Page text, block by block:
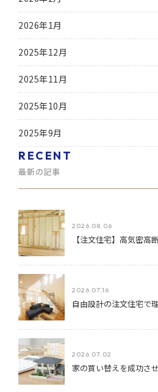
2026年1月
2025年12月
2025年11月
2025年10月
2025年9月
RECENT
最新の記事
2026.08.06
【注文住宅】高気密
2026.07.16
自由設計の注文住宅で
2026.07.02
家の買い替えを成功さ